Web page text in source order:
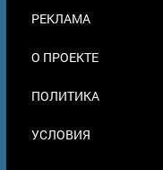
РЕКЛАМА
О ПРОЕКТЕ
ПОЛИТИКА
УСЛОВИЯ